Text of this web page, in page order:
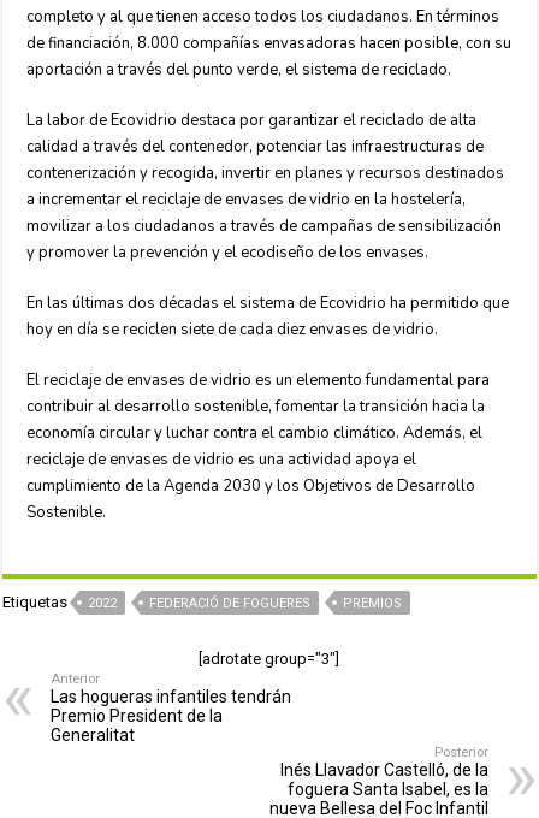
completo y al que tienen acceso todos los ciudadanos. En términos
de financiación, 8.000 compañías envasadoras hacen posible, con su
aportación a través del punto verde, el sistema de reciclado.
La labor de Ecovidrio destaca por garantizar el reciclado de alta
calidad a través del contenedor, potenciar las infraestructuras de
contenerización y recogida, invertir en planes y recursos destinados
a incrementar el reciclaje de envases de vidrio en la hostelería,
movilizar a los ciudadanos a través de campañas de sensibilización
y promover la prevención y el ecodiseño de los envases.
En las últimas dos décadas el sistema de Ecovidrio ha permitido que
hoy en día se reciclen siete de cada diez envases de vidrio.
El reciclaje de envases de vidrio es un elemento fundamental para
contribuir al desarrollo sostenible, fomentar la transición hacia la
economía circular y luchar contra el cambio climático. Además, el
reciclaje de envases de vidrio es una actividad apoya el
cumplimiento de la Agenda 2030 y los Objetivos de Desarrollo
Sostenible.
Etiquetas 2022 FEDERACIÓ DE FOGUERES PREMIOS
[adrotate group="3"]
Anterior
Las hogueras infantiles tendrán
Premio President de la
Generalitat
Posterior
Inés Llavador Castelló, de la
foguera Santa Isabel, es la
nueva Bellesa del Foc Infantil